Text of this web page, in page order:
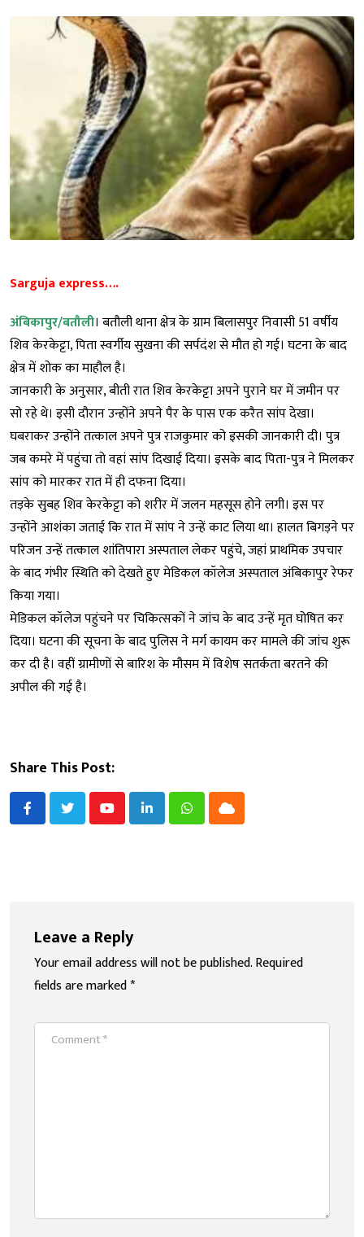
Sarguja express….
अंबिकापुर/बतौली। बतौली थाना क्षेत्र के ग्राम बिलासपुर निवासी 51 वर्षीय
शिव केरकेट्टा, पिता स्वर्गीय सुखना की सर्पदंश से मौत हो गई। घटना के बाद
क्षेत्र में शोक का माहौल है।
जानकारी के अनुसार, बीती रात शिव केरकेट्टा अपने पुराने घर में जमीन पर
सो रहे थे। इसी दौरान उन्होंने अपने पैर के पास एक करैत सांप देखा।
घबराकर उन्होंने तत्काल अपने पुत्र राजकुमार को इसकी जानकारी दी। पुत्र
जब कमरे में पहुंचा तो वहां सांप दिखाई दिया। इसके बाद पिता-पुत्र ने मिलकर
सांप को मारकर रात में ही दफना दिया।
तड़के सुबह शिव केरकेट्टा को शरीर में जलन महसूस होने लगी। इस पर
उन्होंने आशंका जताई कि रात में सांप ने उन्हें काट लिया था। हालत बिगड़ने पर
परिजन उन्हें तत्काल शांतिपारा अस्पताल लेकर पहुंचे, जहां प्राथमिक उपचार
के बाद गंभीर स्थिति को देखते हुए मेडिकल कॉलेज अस्पताल अंबिकापुर रेफर
किया गया।
मेडिकल कॉलेज पहुंचने पर चिकित्सकों ने जांच के बाद उन्हें मृत घोषित कर
दिया। घटना की सूचना के बाद पुलिस ने मर्ग कायम कर मामले की जांच शुरू
कर दी है। वहीं ग्रामीणों से बारिश के मौसम में विशेष सतर्कता बरतने की
अपील की गई है।
Share This Post:
YoutubeLinkedInWhatsappCloud
Leave a Reply
Your email address will not be published.Required
fields are marked*